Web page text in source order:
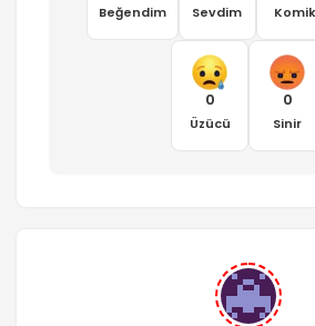
Beğendim Sevdim Komik
0
Üzücü
0
Sinir